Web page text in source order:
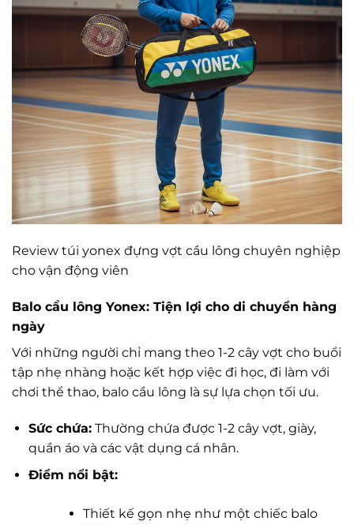
Review túi yonex đựng vợt cầu lông chuyên nghiệp
cho vận động viên
Balo cầu lông Yonex: Tiện lợi cho di chuyển hàng
ngày
Với những người chỉ mang theo 1-2 cây vợt cho buổi
tập nhẹ nhàng hoặc kết hợp việc đi học, đi làm với
chơi thể thao, balo cầu lông là sự lựa chọn tối ưu.
Sức chứa:Thường chứa được 1-2 cây vợt, giày,
quần áo và các vật dụng cá nhân.
Điểm nổi bật:
Thiết kế gọn nhẹ như một chiếc balo